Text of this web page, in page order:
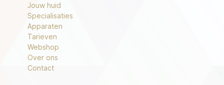
Jouw huid
Specialisaties
Apparaten
Tarieven
Webshop
Over ons
Contact